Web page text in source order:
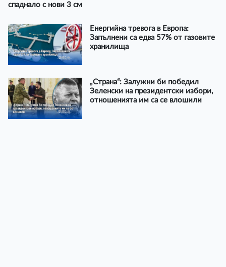
спаднало с нови 3 см
Енергийна тревога в Европа:
Запълнени са едва 57% от газовите
хранилища
„Страна“: Залужни би победил
Зеленски на президентски избори,
отношенията им са се влошили